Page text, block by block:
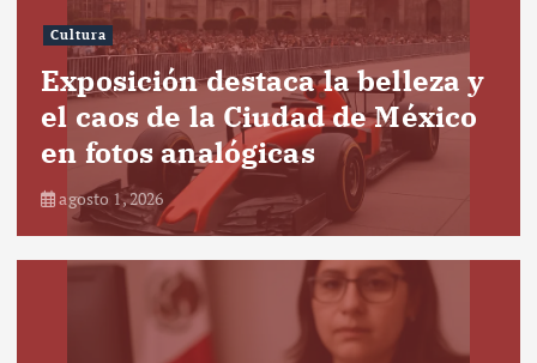
Cultura
Exposición destaca la belleza y
el caos de la Ciudad de México
en fotos analógicas
agosto 1, 2026